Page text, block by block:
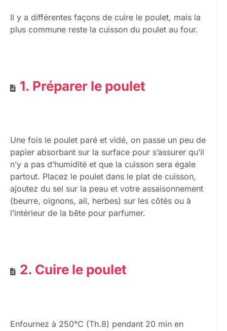
Il y a différentes façons de cuire le poulet, mais la
plus commune reste la cuisson du poulet au four.
1. Préparer le poulet
Une fois le poulet paré et vidé, on passe un peu de
papier absorbant sur la surface pour s’assurer qu’il
n’y a pas d’humidité et que la cuisson sera égale
partout. Placez le poulet dans le plat de cuisson,
ajoutez du sel sur la peau et votre assaisonnement
(beurre, oignons, ail, herbes) sur les côtés ou à
l’intérieur de la bête pour parfumer.
2. Cuire le poulet
Enfournez à 250°C (Th.8) pendant 20 min en